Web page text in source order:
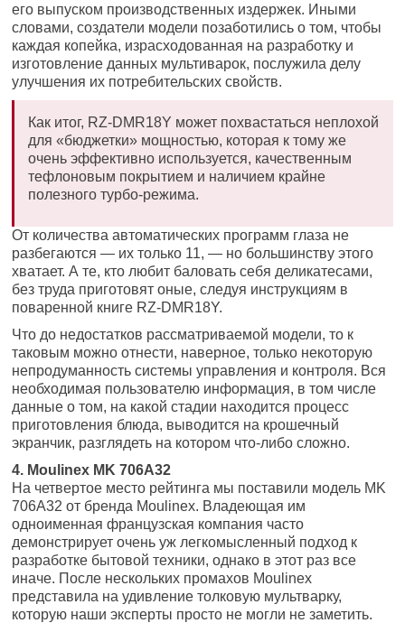
его выпуском производственных издержек. Иными
словами, создатели модели позаботились о том, чтобы
каждая копейка, израсходованная на разработку и
изготовление данных мультиварок, послужила делу
улучшения их потребительских свойств.
Как итог, RZ-DMR18Y может похвастаться неплохой
для «бюджетки» мощностью, которая к тому же
очень эффективно используется, качественным
тефлоновым покрытием и наличием крайне
полезного турбо-режима.
От количества автоматических программ глаза не
разбегаются — их только 11, — но большинству этого
хватает. А те, кто любит баловать себя деликатесами,
без труда приготовят оные, следуя инструкциям в
поваренной книге RZ-DMR18Y.
Что до недостатков рассматриваемой модели, то к
таковым можно отнести, наверное, только некоторую
непродуманность системы управления и контроля. Вся
необходимая пользователю информация, в том числе
данные о том, на какой стадии находится процесс
приготовления блюда, выводится на крошечный
экранчик, разглядеть на котором что-либо сложно.
4. Moulinex MK 706A32
На четвертое место рейтинга мы поставили модель MK
706A32 от бренда Moulinex. Владеющая им
одноименная французская компания часто
демонстрирует очень уж легкомысленный подход к
разработке бытовой техники, однако в этот раз все
иначе. После нескольких промахов Moulinex
представила на удивление толковую мультварку,
которую наши эксперты просто не могли не заметить.